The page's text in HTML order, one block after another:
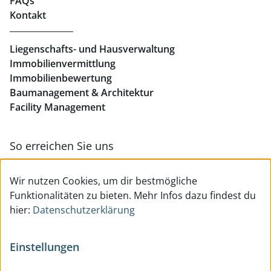
Geschäftslokale mieten Linz
Kontakt
Liegenschafts- und Hausverwaltung
Immobilienvermittlung
Immobilienbewertung
Baumanagement & Architektur
Facility Management
So erreichen Sie uns
Wir nutzen Cookies, um dir bestmögliche
Funktionalitäten zu bieten. Mehr Infos dazu findest du
hier: Datenschutzerklärung
Einstellungen